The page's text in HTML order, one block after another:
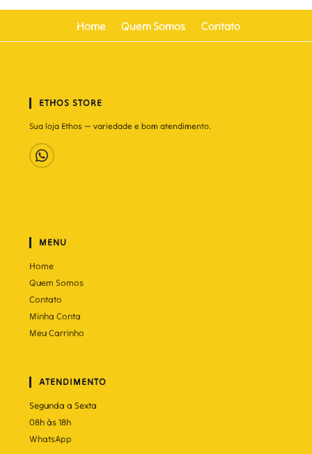
Home Quem Somos Contato
ETHOS STORE
Sua loja Ethos — variedade e bom atendimento.
MENU
Home
Quem Somos
Contato
Minha Conta
Meu Carrinho
ATENDIMENTO
Segunda a Sexta
08h às 18h
WhatsApp